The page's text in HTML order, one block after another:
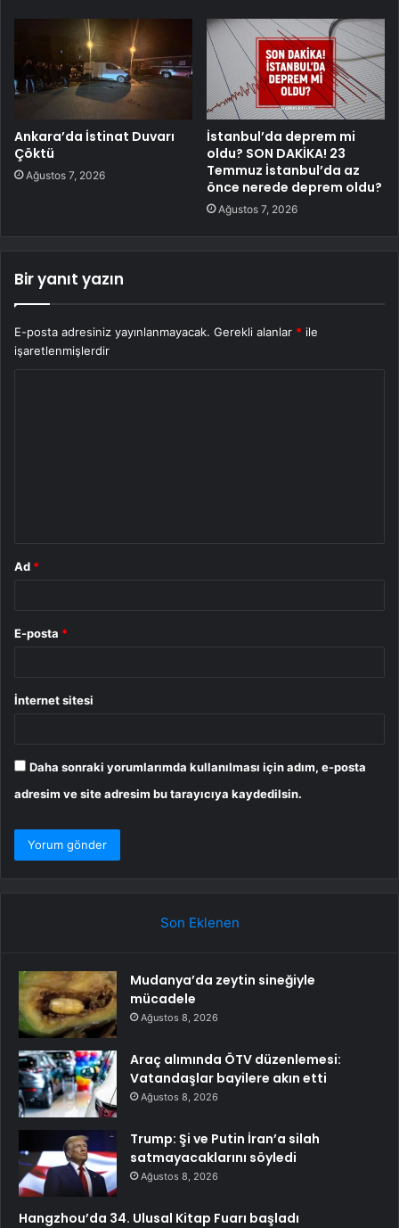
Ankara’da İstinat Duvarı
Çöktü
Ağustos 7, 2026
İstanbul’da deprem mi
oldu? SON DAKİKA! 23
Temmuz İstanbul’da az
önce nerede deprem oldu?
Ağustos 7, 2026
Bir yanıt yazın
E-posta adresiniz yayınlanmayacak. Gerekli alanlar * ile
işaretlenmişlerdir
Ad *
E-posta *
İnternet sitesi
Daha sonraki yorumlarımda kullanılması için adım, e-posta
adresim ve site adresim bu tarayıcıya kaydedilsin.
Son Eklenen
Mudanya’da zeytin sineğiyle
mücadele
Ağustos 8, 2026
Araç alımında ÖTV düzenlemesi:
Vatandaşlar bayilere akın etti
Ağustos 8, 2026
Trump: Şi ve Putin İran’a silah
satmayacaklarını söyledi
Ağustos 8, 2026
Hangzhou’da 34. Ulusal Kitap Fuarı başladı